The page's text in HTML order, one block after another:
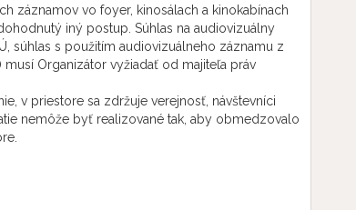
záznamov vo foyer, kinosálach a kinokabínach
iný postup. Súhlas na audiovizuálny
súhlas s použitím audiovizuálneho záznamu z
Organizátor vyžiadať od majiteľa práv
v priestore sa zdržuje verejnosť, návštevníci
nemôže byť realizované tak, aby obmedzovalo